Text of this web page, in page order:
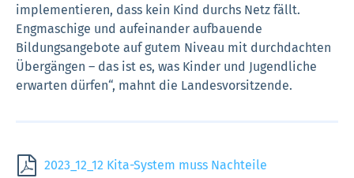
implementieren, dass kein Kind durchs Netz fällt.
Engmaschige und aufeinander aufbauende
Bildungsangebote auf gutem Niveau mit durchdachten
Übergängen – das ist es, was Kinder und Jugendliche
erwarten dürfen“, mahnt die Landesvorsitzende.
2023_12_12 Kita-System muss Nachteile